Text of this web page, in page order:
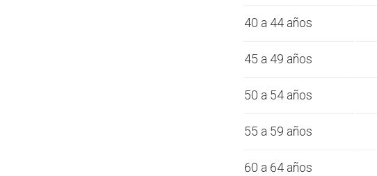
40 a 44 años
45 a 49 años
50 a 54 años
55 a 59 años
60 a 64 años